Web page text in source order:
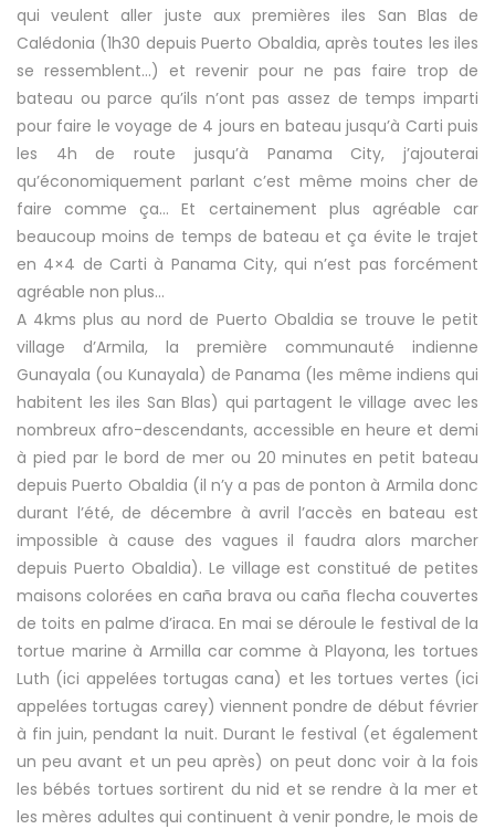
qui veulent aller juste aux premières iles San Blas de
Calédonia (1h30 depuis Puerto Obaldia, après toutes les iles
se ressemblent…) et revenir pour ne pas faire trop de
bateau ou parce qu’ils n’ont pas assez de temps imparti
pour faire le voyage de 4 jours en bateau jusqu’à Carti puis
les 4h de route jusqu’à Panama City, j’ajouterai
qu’économiquement parlant c’est même moins cher de
faire comme ça… Et certainement plus agréable car
beaucoup moins de temps de bateau et ça évite le trajet
en 4×4 de Carti à Panama City, qui n’est pas forcément
agréable non plus…
A 4kms plus au nord de Puerto Obaldia se trouve le petit
village d’Armila, la première communauté indienne
Gunayala (ou Kunayala) de Panama (les même indiens qui
habitent les iles San Blas) qui partagent le village avec les
nombreux afro-descendants, accessible en heure et demi
à pied par le bord de mer ou 20 minutes en petit bateau
depuis Puerto Obaldia (il n’y a pas de ponton à Armila donc
durant l’été, de décembre à avril l’accès en bateau est
impossible à cause des vagues il faudra alors marcher
depuis Puerto Obaldia). Le village est constitué de petites
maisons colorées en caña brava ou caña flecha couvertes
de toits en palme d’iraca. En mai se déroule le festival de la
tortue marine à Armilla car comme à Playona, les tortues
Luth (ici appelées tortugas cana) et les tortues vertes (ici
appelées tortugas carey) viennent pondre de début février
à fin juin, pendant la nuit. Durant le festival (et également
un peu avant et un peu après) on peut donc voir à la fois
les bébés tortues sortirent du nid et se rendre à la mer et
les mères adultes qui continuent à venir pondre, le mois de